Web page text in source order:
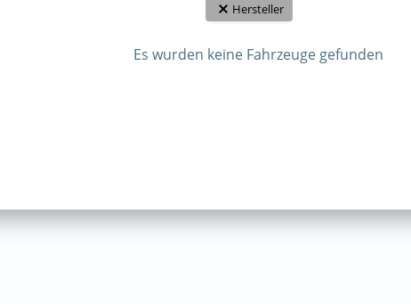
Hersteller
Es wurden keine Fahrzeuge gefunden